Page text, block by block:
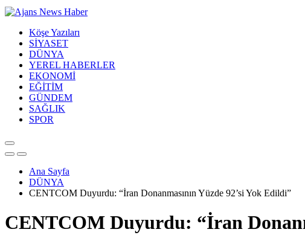
Köşe Yazıları
SİYASET
DÜNYA
YEREL HABERLER
EKONOMİ
EĞİTİM
GÜNDEM
SAĞLIK
SPOR
Ana Sayfa
DÜNYA
CENTCOM Duyurdu: “İran Donanmasının Yüzde 92’si Yok Edildi”
CENTCOM Duyurdu: “İran